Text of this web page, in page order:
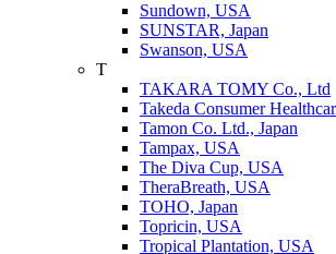
Sundown, USA
SUNSTAR, Japan
Swanson, USA
T
TAKARA TOMY Co., Ltd
Takeda Consumer
Tamon Co. Ltd., Japan
Tampax, USA
The Diva Cup, USA
TheraBreath, USA
TOHO, Japan
Topricin, USA
Tropical Plantation, USA